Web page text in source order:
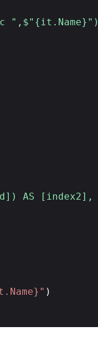
",$"{it.Name}")
AS [index2],
)